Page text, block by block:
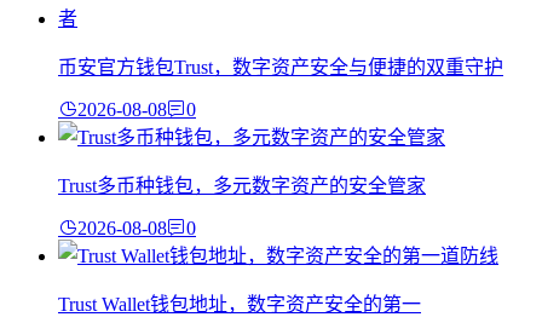
币安官方钱包Trust，数字资产安全与便捷的双重守护
2026-08-08 0
Trust多币种钱包，多元数字资产的安全管家
2026-08-08 0
Trust Wallet钱包地址，数字资产安全的第一